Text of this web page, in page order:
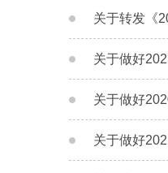
关于转发《
关于做好
关于做好
关于做好